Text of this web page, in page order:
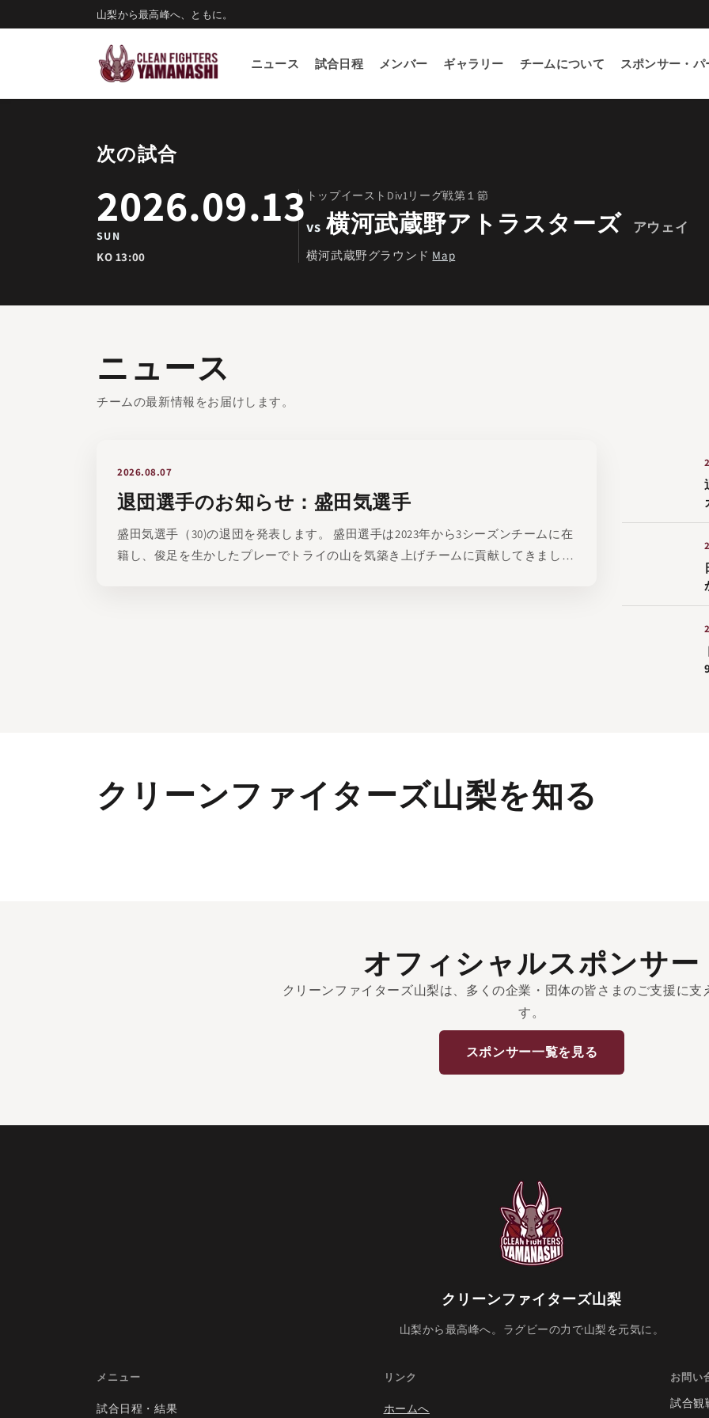
進む
山梨から最高峰へ、ともに。
ニュース 試合日程 メンバー ギャラリー チームについて スポンサー・パ
次の試合
2026.09.13
SUN
KO 13:00
トップイーストDiv1リーグ戦第１節
vs 横河武蔵野アトラスターズ アウェイ
横河武蔵野グラウンド Map
ニュース
チームの最新情報をお届けします。
2026.08.07
退団選手のお知らせ：盛田気選手
盛田気選手（30)の退団を発表します。 盛田選手は2023年から3シーズンチームに在
籍し、俊足を生かしたプレーでトライの山を気築き上げチームに貢献してきまし
クリーンファイターズ山梨を知る
オフィシャルスポンサー
クリーンファイターズ山梨は、多くの企業・団体の皆さまのご支援に支
す。
スポンサー一覧を見る
クリーンファイターズ山梨
山梨から最高峰へ。ラグビーの力で山梨を元気に。
メニュー
試合日程・結果
リンク
ホームへ
お問い
試合観